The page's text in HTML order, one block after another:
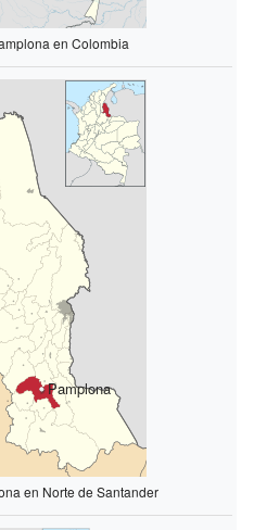
en Colombia
Pamplona
en Norte de Santander